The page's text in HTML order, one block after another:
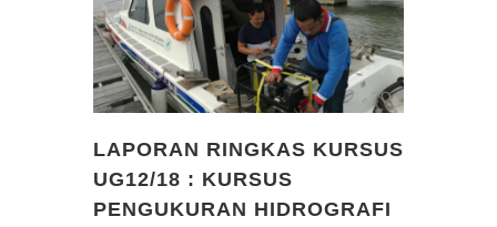
LAPORAN RINGKAS KURSUS
UG12/18 : KURSUS
PENGUKURAN HIDROGRAFI